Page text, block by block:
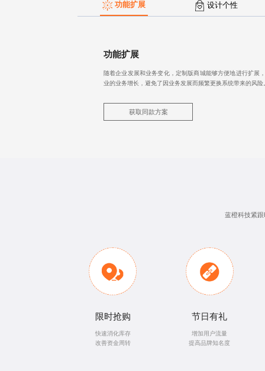
功能扩展 设计个性
功能扩展
随着企业发展和业务变化，定制版商城能够方便地进行扩展
业的业务增长，避免了因业务发展而频繁更换系统带来的风险
获取同款方案
蓝橙科技紧
限时抢购
快速消化库存
改善资金周转
节日有礼
增加用户流量
提高品牌知名度